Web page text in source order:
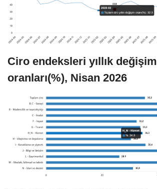
Ciro endeksleri yıllık değişim
oranları(%), Nisan 2026